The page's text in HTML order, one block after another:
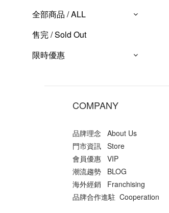
全部商品 / ALL
售完 / Sold Out
限時優惠
COMPANY
品牌理念 About Us
門市資訊 Store
會員優惠 VIP
潮流趨勢 BLOG
海外經銷 Franchising
品牌合作進駐 Cooperation